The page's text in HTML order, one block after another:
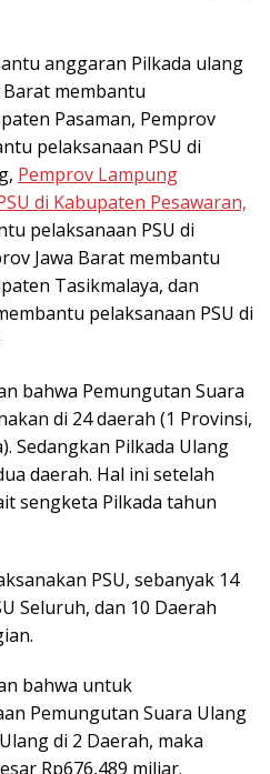
anggaran Pilkada ulang
membantu
Pasaman, Pemprov
pelaksanaan PSU di
Pemprov Lampung
di Kabupaten Pesawaran,
pelaksanaan PSU di
Jawa Barat membantu
Tasikmalaya, dan
pelaksanaan PSU di
bahwa Pemungutan Suara
di 24 daerah (1 Provinsi,
Sedangkan Pilkada Ulang
daerah. Hal ini setelah
sengketa Pilkada tahun
PSU, sebanyak 14
Seluruh, dan 10 Daerah
bahwa untuk
Pemungutan Suara Ulang
di 2 Daerah, maka
Rp676,489 miliar.